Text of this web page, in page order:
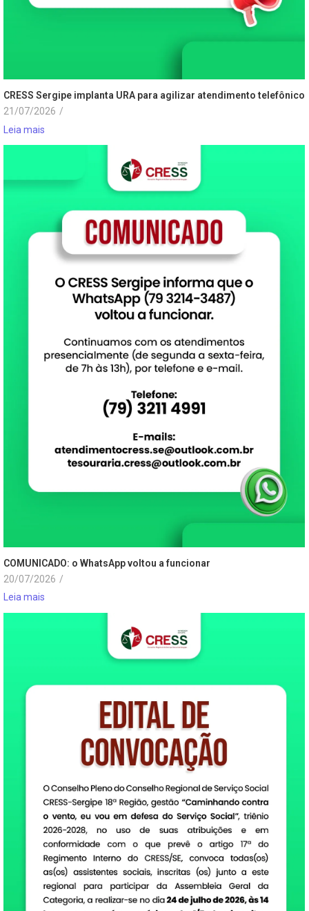
CRESS Sergipe implanta URA para agilizar atendimento telefônico
21/07/2026 /
Leia mais
COMUNICADO: o WhatsApp voltou a funcionar
20/07/2026 /
Leia mais